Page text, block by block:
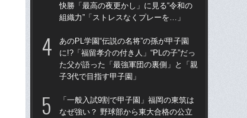
快勝「最高の夜更かし」に見る“令和の
組織力”「ストレスなくプレーを…」
あのPL学園“伝説の名将”の孫が甲子園
に!?「福留孝介の付き人」“PLの子”だっ
た父が語った「最強軍団の裏側」と「親
子3代で目指す甲子園」
「一般入試9割で甲子園」福岡の東筑は
なぜ強い？ 野球部から東大合格の公立